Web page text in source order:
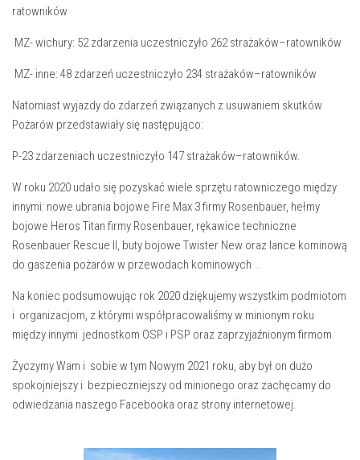
ratowników
MZ- wichury: 52 zdarzenia uczestniczyło 262 strażaków–ratowników
MZ- inne: 48 zdarzeń uczestniczyło 234 strażaków–ratowników
Natomiast wyjazdy do zdarzeń związanych z usuwaniem skutków
Pożarów przedstawiały się następująco:
P-23 zdarzeniach uczestniczyło 147 strażaków–ratowników.
W roku 2020 udało się pozyskać wiele sprzętu ratowniczego między
innymi: nowe ubrania bojowe Fire Max 3 firmy Rosenbauer, hełmy
bojowe Heros Titan firmy Rosenbauer, rękawice techniczne
Rosenbauer Rescue II, buty bojowe Twister New oraz lance kominową
do gaszenia pożarów w przewodach kominowych .
Na koniec podsumowując rok 2020 dziękujemy wszystkim podmiotom
i organizacjom, z którymi współpracowaliśmy w minionym roku
między innymi jednostkom OSP i PSP oraz zaprzyjaźnionym firmom.
Życzymy Wam i sobie w tym Nowym 2021 roku, aby był on dużo
spokojniejszy i bezpieczniejszy od minionego oraz zachęcamy do
odwiedzania naszego Facebooka oraz strony internetowej.